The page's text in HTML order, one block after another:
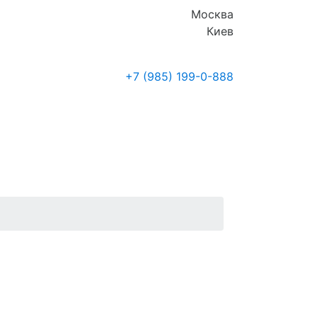
Москва
Киев
+7 (985) 199-0-888